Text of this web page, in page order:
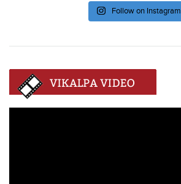
Follow on Instagram